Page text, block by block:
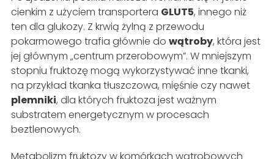
cienkim z użyciem transportera GLUT5, innego niż
ten dla glukozy. Z krwią żylną z przewodu
pokarmowego trafia głównie do wątroby, która jest
jej głównym „centrum przerobowym”. W mniejszym
stopniu fruktozę mogą wykorzystywać inne tkanki,
na przykład tkanka tłuszczowa, mięśnie czy nawet
plemniki, dla których fruktoza jest ważnym
substratem energetycznym w procesach
beztlenowych.